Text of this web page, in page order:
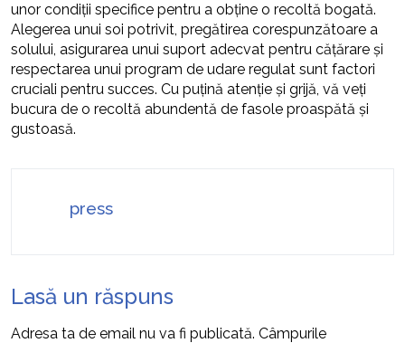
unor condiții specifice pentru a obține o recoltă bogată.
Alegerea unui soi potrivit, pregătirea corespunzătoare a
solului, asigurarea unui suport adecvat pentru cățărare și
respectarea unui program de udare regulat sunt factori
cruciali pentru succes. Cu puțină atenție și grijă, vă veți
bucura de o recoltă abundentă de fasole proaspătă și
gustoasă.
press
Lasă un răspuns
Adresa ta de email nu va fi publicată. Câmpurile